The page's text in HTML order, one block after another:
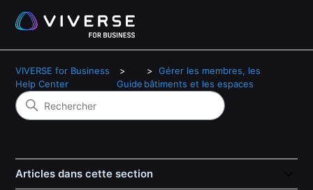
VIVERSE for Business
Help Center
Guide
Gérer les membres, les
bâtiments et les espaces
Articles dans cette section